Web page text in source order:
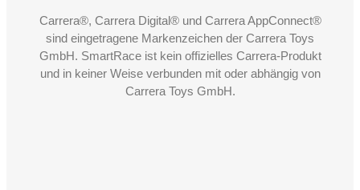
Carrera®, Carrera Digital® und Carrera AppConnect®
sind eingetragene Markenzeichen der Carrera Toys
GmbH. SmartRace ist kein offizielles Carrera-Produkt
und in keiner Weise verbunden mit oder abhängig von
Carrera Toys GmbH.